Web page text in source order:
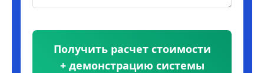
Получить расчет стоимости
+ демонстрацию системы